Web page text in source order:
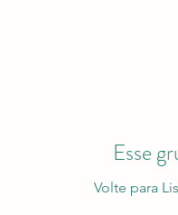
Esse
Volte para